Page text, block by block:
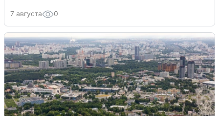
7 августа 0